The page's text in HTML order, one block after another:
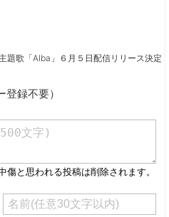
題歌「Alba」６月５日配信リリース決定
録不要）